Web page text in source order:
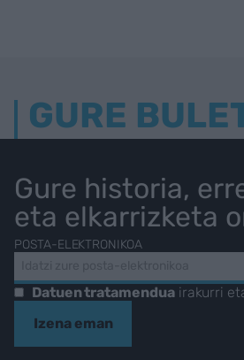
GURE
Gure historia,
eta elkarrizketa
POSTA-ELEKTRONIKOA
Datuen tratamenduairakurri
Izena eman